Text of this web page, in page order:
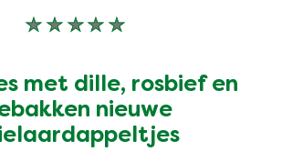
Geen
voor
deze
met dille, rosbief en
nieuwe